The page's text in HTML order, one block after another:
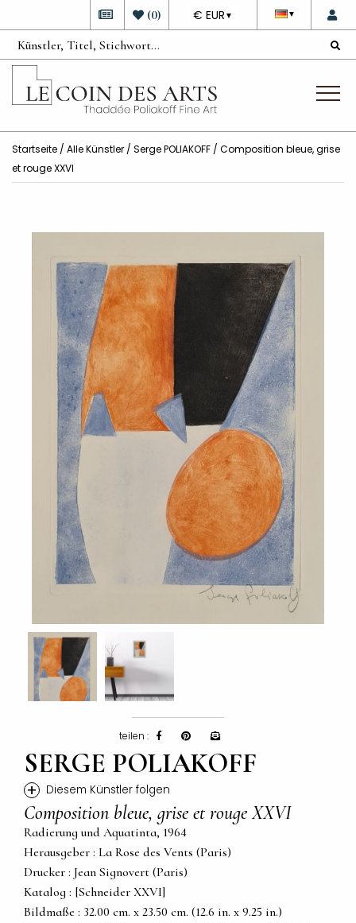
▼
DEVISE
€ EUR ▼
(0)
Startseite / Alle Künstler / Serge POLIAKOFF / Composition bleue, grise
et rouge XXVI
teilen :
SERGE POLIAKOFF
+ Diesem Künstler folgen
Composition bleue, grise et rouge XXVI
Radierung und Aquatinta, 1964
Herausgeber : La Rose des Vents (Paris)
Drucker : Jean Signovert (Paris)
Katalog : [Schneider XXVI]
Bildmaße : 32.00 cm. x 23.50 cm. (12.6 in. x 9.25 in.)